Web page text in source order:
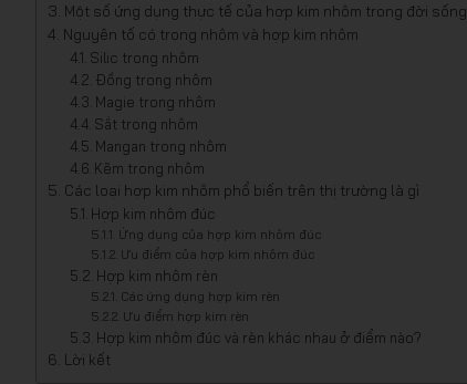
Một số ứng dụng thực tế của hợp kim nhôm trong đời sống
Nguyên tố có trong nhôm và hợp kim nhôm
Silic trong nhôm
Đồng trong nhôm
Magie trong nhôm
Sắt trong nhôm
Mangan trong nhôm
Kẽm trong nhôm
Các loại hợp kim nhôm phổ biến trên thị trường là gì
Hợp kim nhôm đúc
Ứng dụng của hợp kim nhôm đúc
Ưu điểm của hợp kim nhôm đúc
Hợp kim nhôm rèn
Các ứng dụng hợp kim rèn
Ưu điểm hợp kim rèn
Hợp kim nhôm đúc và rèn khác nhau ở điểm nào?
Lời kết